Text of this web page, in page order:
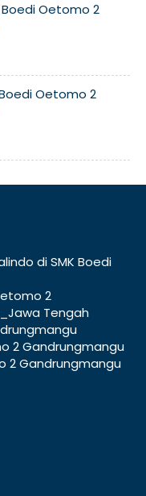
Boedi Oetomo 2
Oetomo 2
di SMK Boedi
2
Tengah
2 Gandrungmangu
2 Gandrungmangu